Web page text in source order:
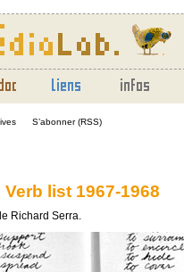
S’abonner (RSS)
list 1967-1968
Richard Serra.